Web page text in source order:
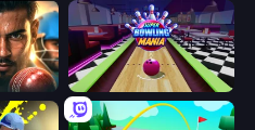
Super Bowling Mania